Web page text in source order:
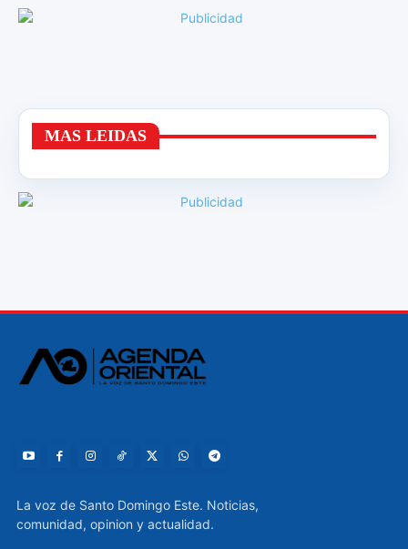
MAS LEIDAS
La voz de Santo Domingo Este. Noticias,
comunidad, opinion y actualidad.